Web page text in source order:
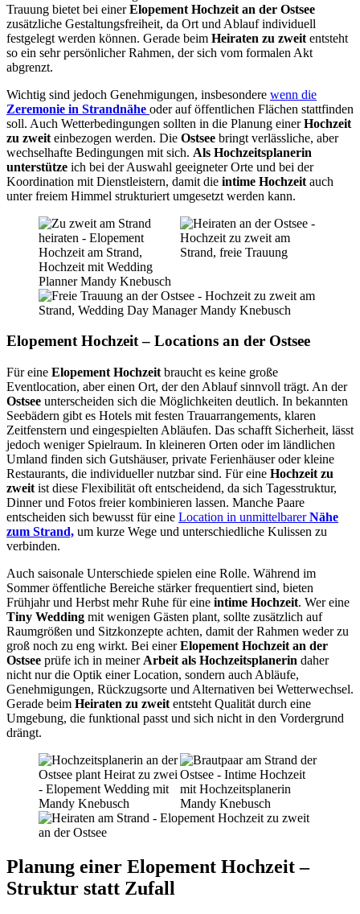
Trauung bietet bei einerElopement Hochzeit an der Ostsee
zusätzliche Gestaltungsfreiheit, da Ort und Ablauf individuell
festgelegt werden können. Gerade beim Heiraten zu zweit entsteht
so ein sehr persönlicher Rahmen, der sich vom formalen Akt
abgrenzt.
Wichtig sind jedoch Genehmigungen, insbesondere wenn die
Zeremonie in Strandnähe oder auf öffentlichen Flächen stattfinden
soll. Auch Wetterbedingungen sollten in die Planung einerHochzeit
zu zweit einbezogen werden. Die Ostsee bringt verlässliche, aber
wechselhafte Bedingungen mit sich. Als Hochzeitsplanerin
unterstütze ich bei der Auswahl geeigneter Orte und bei der
Koordination mit Dienstleistern, damit die intime Hochzeit auch
unter freiem Himmel strukturiert umgesetzt werden kann.
Elopement Hochzeit – Locations an der Ostsee
Für eine Elopement Hochzeit braucht es keine große
Eventlocation, aber einen Ort, der den Ablauf sinnvoll trägt. An der
Ostsee unterscheiden sich die Möglichkeiten deutlich. In bekannten
Seebädern gibt es Hotels mit festen Trauarrangements, klaren
Zeitfenstern und eingespielten Abläufen. Das schafft Sicherheit, lässt
jedoch weniger Spielraum. In kleineren Orten oder im ländlichen
Umland finden sich Gutshäuser, private Ferienhäuser oder kleine
Restaurants, die individueller nutzbar sind. Für eine Hochzeit zu
zweit ist diese Flexibilität oft entscheidend, da sich Tagesstruktur,
Dinner und Fotos freier kombinieren lassen. Manche Paare
entscheiden sich bewusst für eine Location in unmittelbarerNähe
zum Strand, um kurze Wege und unterschiedliche Kulissen zu
verbinden.
Auch saisonale Unterschiede spielen eine Rolle. Während im
Sommer öffentliche Bereiche stärker frequentiert sind, bieten
Frühjahr und Herbst mehr Ruhe für eine intime Hochzeit. Wer eine
Tiny Wedding mit wenigen Gästen plant, sollte zusätzlich auf
Raumgrößen und Sitzkonzepte achten, damit der Rahmen weder zu
groß noch zu eng wirkt. Bei einerElopement Hochzeit an der
Ostsee prüfe ich in meiner Arbeit als Hochzeitsplanerin daher
nicht nur die Optik einer Location, sondern auch Abläufe,
Genehmigungen, Rückzugsorte und Alternativen bei Wetterwechsel.
Gerade beim Heiraten zu zweit entsteht Qualität durch eine
Umgebung, die funktional passt und sich nicht in den Vordergrund
drängt.
Planung einer Elopement Hochzeit –
Struktur statt Zufall